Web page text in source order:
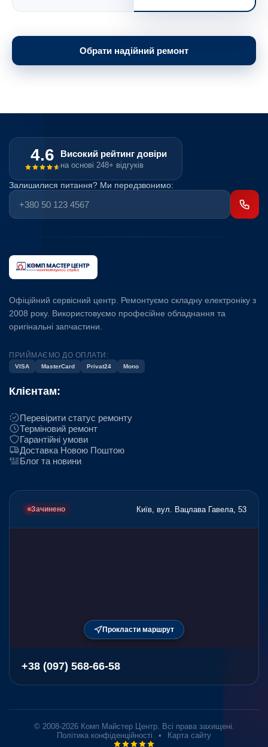
Обрати надійний ремонт
4.6 Високий рейтинг довіри
на основі 248+ відгуків
Залишилися питання? Ми передзвонимо:
Офіційний сервісний центр. Ремонтуємо складну електроніку з
2008 року. Використовуємо професійне обладнання та
оригінальні запчастини.
ПРИЙМАЄМО ДО ОПЛАТИ:
VISA MasterCard Privat24 Mono
Клієнтам:
Перевірити статус ремонту
Терміновий ремонт
Гарантійні умови
Доставка Новою Поштою
Блог та новини
Зачинено Київ, вул. Вацлава Гавела, 53
Прокласти маршрут
+38 (097) 568-66-58
© 2008-2026 Комп Майстер Центр. Всі права захищені.
Політика конфіденційності
• Карта сайту